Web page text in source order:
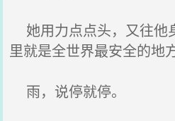
她用力点点头，又往他
里就是全世界最安全的地方
雨，说停就停。